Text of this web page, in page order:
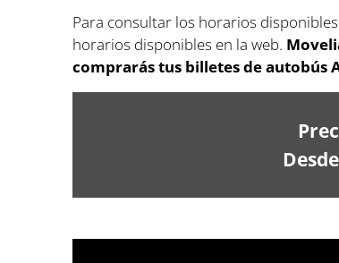
Para consultar los horarios
horarios disponibles en la web.
comprarás tus billetes de autobús